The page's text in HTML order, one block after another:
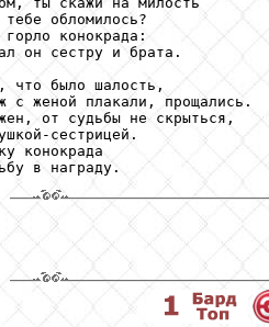
обломилось?
конокрада:
он сестру и брата.
что было шалость,
с женой плакали, прощались.
от судьбы не скрыться,
сестрицей.
конокрада
в награду.